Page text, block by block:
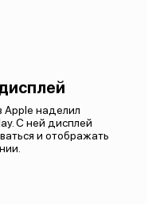
наделил
С ней дисплей
и отображать